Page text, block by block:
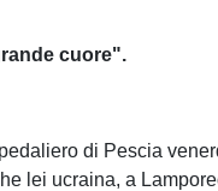
cuore".
di Pescia
lei ucraina, a